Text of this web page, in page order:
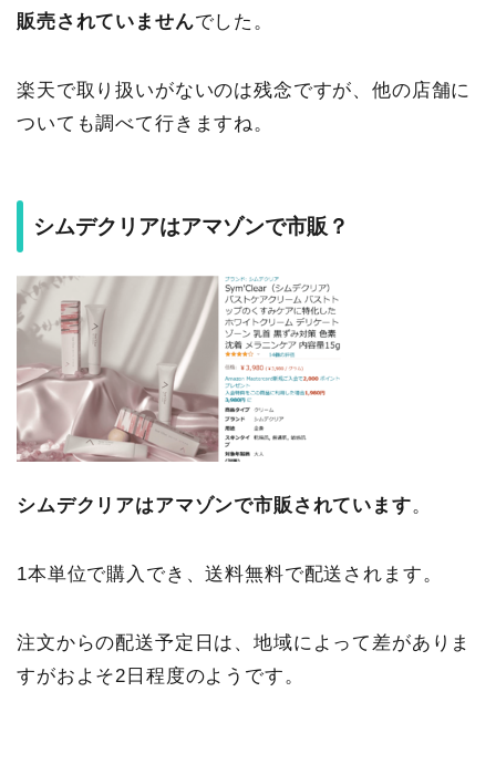
販売されていませんでした。
楽天で取り扱いがないのは残念ですが、他の店舗に
ついても調べて行きますね。
シムデクリアはアマゾンで市販？
シムデクリアはアマゾンで市販されています。
1本単位で購入でき、送料無料で配送されます。
注文からの配送予定日は、地域によって差がありま
すがおよそ2日程度のようです。